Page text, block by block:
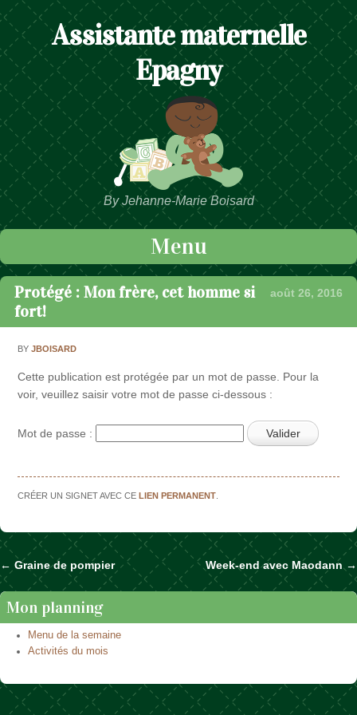
Assistante maternelle
Epagny
By Jehanne-Marie Boisard
Menu
Passer au contenu
Protégé : Mon frère, cet homme si
fort!
août 26, 2016
BYJBOISARD
Cette publication est protégée par un mot de passe. Pour la
voir, veuillez saisir votre mot de passe ci-dessous :
Mot de passe :
CRÉER UN SIGNET AVEC CELIEN PERMANENT
Naviguer dans les articles
← Graine de pompier Week-end avec Maodann →
Mon planning
Menu de la semaine
Activités du mois